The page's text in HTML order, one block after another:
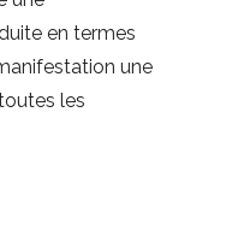
en termes
une
les